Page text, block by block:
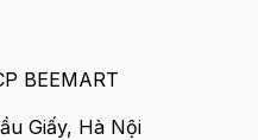
BEEMART
Giấy, Hà Nội